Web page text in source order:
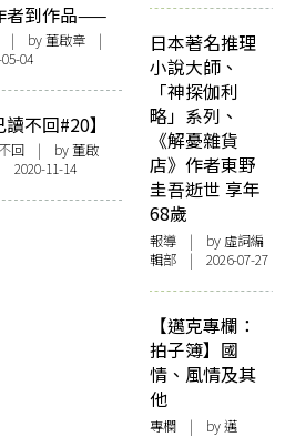
者到作品——
光速演化
by董啟章|
04
讀不回#20】
： 預知人類
——哈拉瑞
類大命運：從
回| by董啟
11-14
日本著名推理
小說大師、
「神探伽利
略」系列、
《解憂雜貨
店》作者東野
圭吾逝世 享年
68歲
報導 | by 虛詞編
輯部 | 2026-07-27
【邁克專欄：
拍子簿】國
情、風情及其
他
專欄 | by邁